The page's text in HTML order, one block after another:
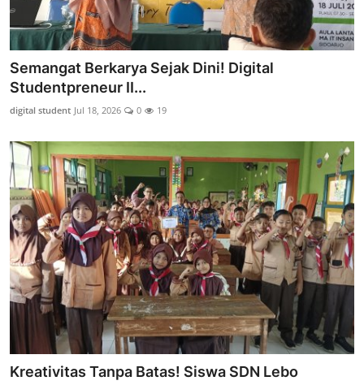
Semangat Berkarya Sejak Dini! Digital
Studentpreneur II...
digital student Jul 18, 2026 0 19
Kreativitas Tanpa Batas! Siswa SDN Lebo